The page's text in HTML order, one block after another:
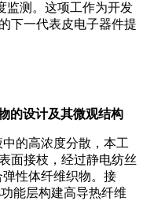
监测。这项工作为开发
下一代表皮电子器件提
的设计及其微观结构
的高浓度分散，本工
面接枝，经过静电纺丝
性体纤维织物。接
能层构建高导热纤维